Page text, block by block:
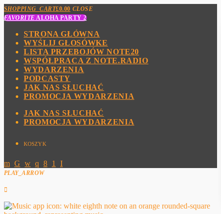
SHOPPING_CART£0.00 CLOSE
FAVORITE ALOHA PARTY 2
STRONA GŁÓWNA
WYŚLIJ GŁOSÓWKE
LISTA PRZEBOJÓW NOTE20
WSPÓŁPRACA Z NOTE.RADIO
WYDARZENIA
PODCASTY
JAK NAS SŁUCHAĆ
PROMOCJA WYDARZENIA
JAK NAS SŁUCHAĆ
PROMOCJA WYDARZENIA
KOSZYK
PLAY_ARROW